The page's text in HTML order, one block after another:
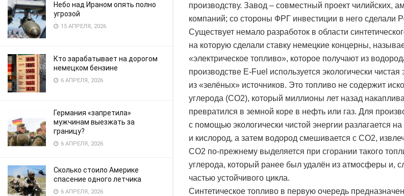
Небо над Ираном опять полно
угрозой
15 АПРЕЛЯ, 2026
Кто зарабатывает на дорогом
немецком бензине
6 АПРЕЛЯ, 2026
Германия «запретила»
мужчинам выезжать за
границу?
6 АПРЕЛЯ, 2026
Сколько стоило Америке
спасение одного летчика
6 АПРЕЛЯ, 2026
производству. Завод – совместный проект чилийских,
компаний; со стороны ФРГ инвестиции в него сделали
Существует немало разработок в области
на которую сделали ставку немецкие концерны,
«электрическое топливо», которое получают из
производстве E-Fuel используется экологически чистая
из «зелёных» источников. Это топливо не содержит
углерода (CO2), который миллионы лет назад
превратился в земной коре в нефть или газ. Для
с помощью экологически чистой энергии разлагается
и кислород, а затем водород смешивается с CO2,
CO2 по-прежнему выделяется при сгорании такого
углерода, который ранее был удалён из атмосферы и,
частью устойчивого цикла.
Синтетическое топливо в первую очередь